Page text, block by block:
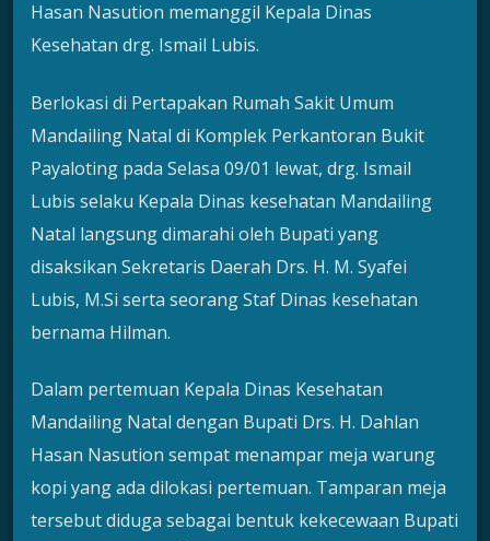
Hasan Nasution memanggil Kepala Dinas
Kesehatan drg. Ismail Lubis.
Berlokasi di Pertapakan Rumah Sakit Umum
Mandailing Natal di Komplek Perkantoran Bukit
Payaloting pada Selasa 09/01 lewat, drg. Ismail
Lubis selaku Kepala Dinas kesehatan Mandailing
Natal langsung dimarahi oleh Bupati yang
disaksikan Sekretaris Daerah Drs. H. M. Syafei
Lubis, M.Si serta seorang Staf Dinas kesehatan
bernama Hilman.
Dalam pertemuan Kepala Dinas Kesehatan
Mandailing Natal dengan Bupati Drs. H. Dahlan
Hasan Nasution sempat menampar meja warung
kopi yang ada dilokasi pertemuan. Tamparan meja
tersebut diduga sebagai bentuk kekecewaan Bupati